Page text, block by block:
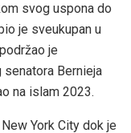
svog uspona do
je sveukupan u
je
Bernieja
na islam 2023.
York City dok je